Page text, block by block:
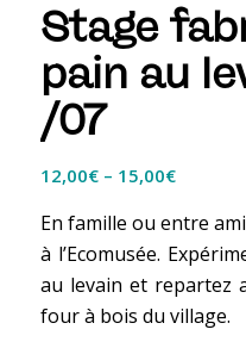
Stage
pain au
/07
12,00€– 15,00€
En famille ou entre
à l’Ecomusée.
au levain et repartez
four à bois du village.